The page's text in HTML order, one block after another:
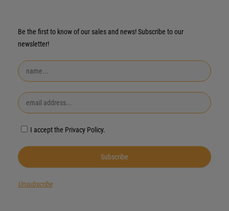
Be the first to know of our sales and news! Subscribe to our
newsletter!
I accept the Privacy Policy.
Unsubscribe